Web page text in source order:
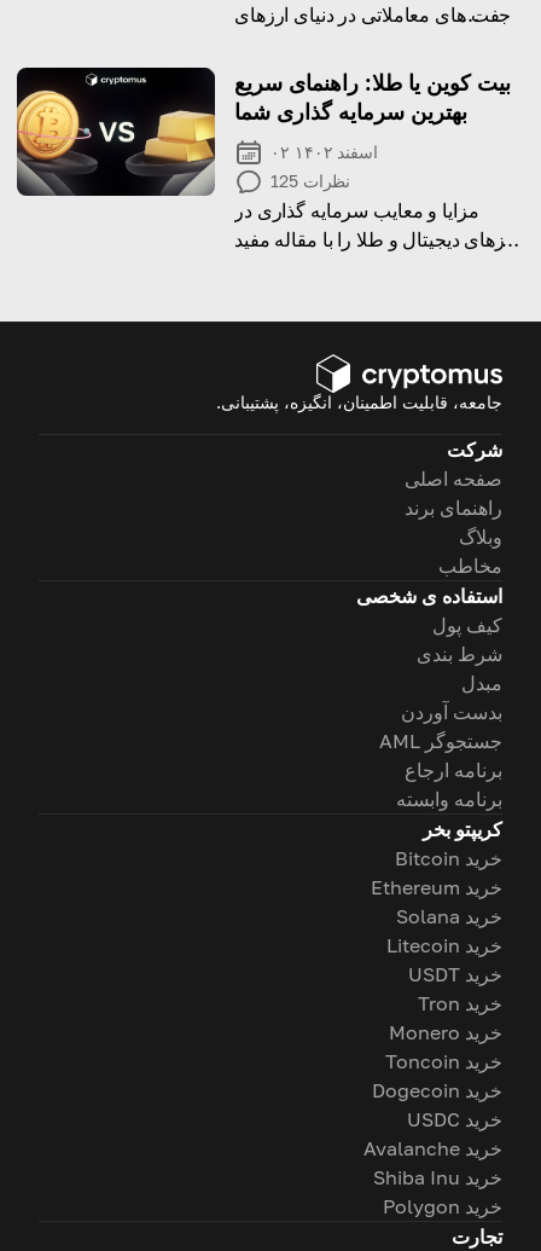
جفت های معاملاتی در دنیای ارزهای
خواهد کرد
بیت کوین یا طلا: راهنمای سریع
بهترین سرمایه گذاری شما
۰۲ اسفند ۱۴۰۲
125 نظرات
مزایا و معایب سرمایه گذاری در
ارزهای دیجیتال و طلا را با مقاله مفید
جامعه، قابلیت اطمینان، انگیزه، پشتیبانی.
شرکت
صفحه اصلی
راهنمای برند
وبلاگ
مخاطب
استفاده ی شخصی
کیف پول
شرط بندی
مبدل
بدست آوردن
جستجوگر AML
برنامه ارجاع
برنامه وابسته
کریپتو بخر
خرید Bitcoin
خرید Ethereum
خرید Solana
خرید Litecoin
خرید USDT
خرید Tron
خرید Monero
خرید Toncoin
خرید Dogecoin
خرید USDC
خرید Avalanche
خرید Shiba Inu
خرید Polygon
تجارت